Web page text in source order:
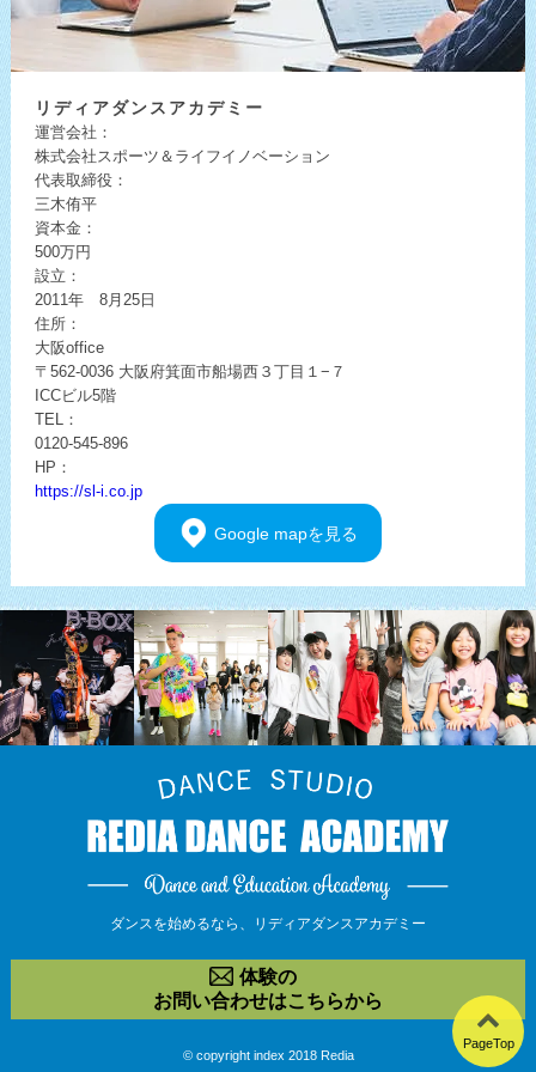
リディアダンスアカデミー
運営会社：
株式会社スポーツ＆ライフイノベーション
代表取締役：
三木侑平
資本金：
500万円
設立：
2011年 8月25日
住所：
大阪office
〒562-0036 大阪府箕面市船場西３丁目１−７
ICCビル5階
TEL：
0120-545-896
HP：
https://sl-i.co.jp
Google mapを見る
PageTop
ダンスを始めるなら、 リディアダンスアカデミー
体験の
お問い合わせはこちらから
© copyright index 2018 Redia